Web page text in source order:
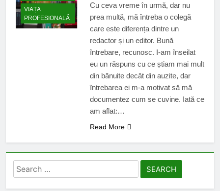
VIAȚA
PROFESIONALĂ
Cu ceva vreme în urmă, dar nu
prea multă, mă întreba o colegă
care este diferența dintre un
redactor și un editor. Bună
întrebare, recunosc. I-am înseilat
eu un răspuns cu ce știam mai mult
din bănuite decât din auzite, dar
întrebarea ei m-a motivat să mă
documentez cum se cuvine. Iată ce
am aflat:…
Read More
Search
for: